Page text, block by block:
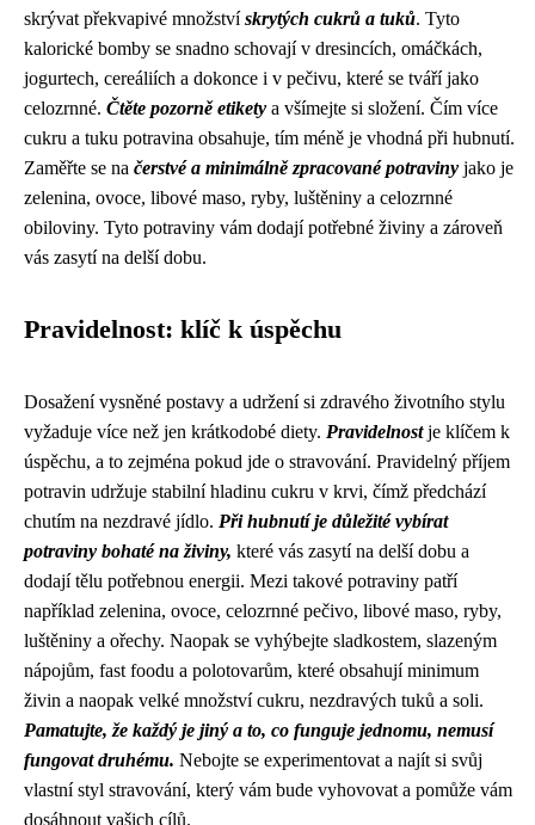
skrývat překvapivé množstvískrytých cukrů a tuků. Tyto
kalorické bomby se snadno schovají v dresincích, omáčkách,
jogurtech, cereáliích a dokonce i v pečivu, které se tváří jako
celozrnné. Čtěte pozorně etikety a všímejte si složení. Čím více
cukru a tuku potravina obsahuje, tím méně je vhodná při hubnutí.
Zaměřte se na čerstvé a minimálně zpracované potraviny jako je
zelenina, ovoce, libové maso, ryby, luštěniny a celozrnné
obiloviny. Tyto potraviny vám dodají potřebné živiny a zároveň
vás zasytí na delší dobu.
Pravidelnost: klíč k úspěchu
Dosažení vysněné postavy a udržení si zdravého životního stylu
vyžaduje více než jen krátkodobé diety. Pravidelnostje klíčem k
úspěchu, a to zejména pokud jde o stravování. Pravidelný příjem
potravin udržuje stabilní hladinu cukru v krvi, čímž předchází
chutím na nezdravé jídlo. Při hubnutí je důležité vybírat
potraviny bohaté na živiny, které vás zasytí na delší dobu a
dodají tělu potřebnou energii. Mezi takové potraviny patří
například zelenina, ovoce, celozrnné pečivo, libové maso, ryby,
luštěniny a ořechy. Naopak se vyhýbejte sladkostem, slazeným
nápojům, fast foodu a polotovarům, které obsahují minimum
živin a naopak velké množství cukru, nezdravých tuků a soli.
Pamatujte, že každý je jiný a to, co funguje jednomu, nemusí
fungovat druhému. Nebojte se experimentovat a najít si svůj
vlastní styl stravování, který vám bude vyhovovat a pomůže vám
dosáhnout vašich cílů.